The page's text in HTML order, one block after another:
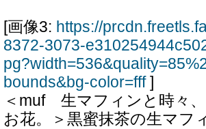
[画像3: https://
8372-3073-
bounds&bg-color=fff]
＜muf 生マフィンと時々
お花。＞黒蜜抹茶の生マフ